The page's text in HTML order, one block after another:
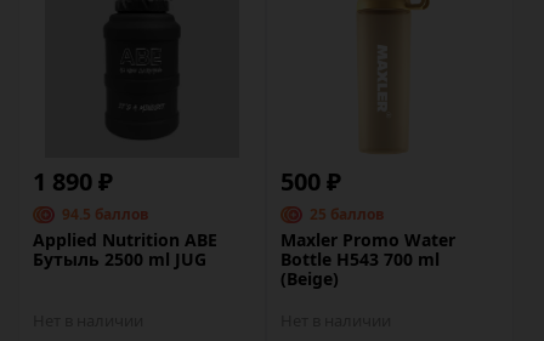
1 890 ₽
94.5 баллов
Applied Nutrition ABE
Бутыль 2500 ml JUG
500 ₽
25 баллов
Maxler Promo Water
Bottle H543 700 ml
(Beige)